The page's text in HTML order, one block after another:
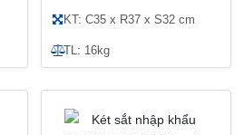
KT: C35 x R37 x S32 cm
TL: 16kg